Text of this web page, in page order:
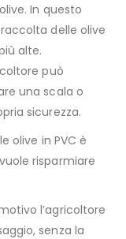
In questo
delle olive
alte.
può
una scala o
sicurezza.
olive in PVC è
risparmiare
l’agricoltore
senza la